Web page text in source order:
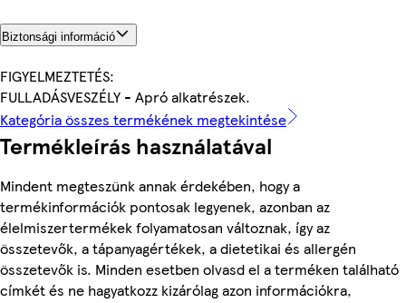
Biztonsági információ
FIGYELMEZTETÉS:
FULLADÁSVESZÉLY - Apró alkatrészek.
Kategória összes termékének megtekintése
Termékleírás használatával
Mindent megteszünk annak érdekében, hogy a
termékinformációk pontosak legyenek, azonban az
élelmiszertermékek folyamatosan változnak, így az
összetevők, a tápanyagértékek, a dietetikai és allergén
összetevők is. Minden esetben olvasd el a terméken található
címkét és ne hagyatkozz kizárólag azon információkra,